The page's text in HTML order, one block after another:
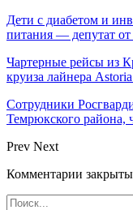
Дети с диабетом и
питания — депутат
Чартерные рейсы из
круиза лайнера
Сотрудники
Темрюкского района,
Prev Next
Комментарии